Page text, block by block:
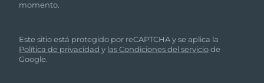
momento.
Este sitio está protegido por reCAPTCHA y se aplica la
Política de privacidad y las Condiciones del serviciode
Google.